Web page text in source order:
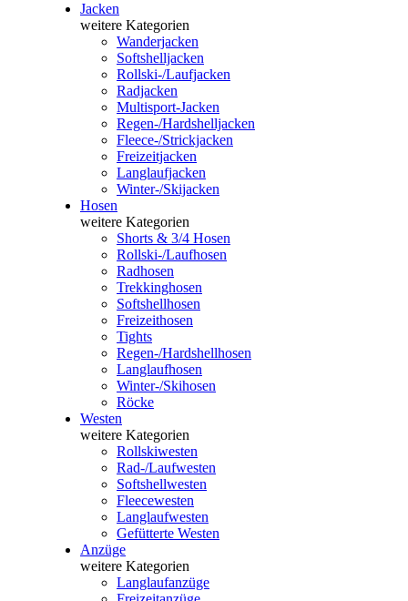
Jacken
weitere Kategorien
Wanderjacken
Softshelljacken
Rollski-/Laufjacken
Radjacken
Multisport-Jacken
Regen-/Hardshelljacken
Fleece-/Strickjacken
Freizeitjacken
Langlaufjacken
Winter-/Skijacken
Hosen
weitere Kategorien
Shorts & 3/4 Hosen
Rollski-/Laufhosen
Radhosen
Trekkinghosen
Softshellhosen
Freizeithosen
Tights
Regen-/Hardshellhosen
Langlaufhosen
Winter-/Skihosen
Röcke
Westen
weitere Kategorien
Rollskiwesten
Rad-/Laufwesten
Softshellwesten
Fleecewesten
Langlaufwesten
Gefütterte Westen
Anzüge
weitere Kategorien
Langlaufanzüge